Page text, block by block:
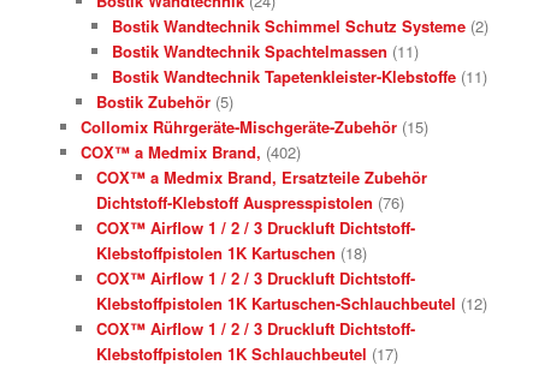
Bostik Wandtechnik Schimmel Schutz Systeme (2)
Bostik Wandtechnik Spachtelmassen (11)
Bostik Wandtechnik Tapetenkleister-Klebstoffe (11)
Bostik Zubehör (5)
Collomix Rührgeräte-Mischgeräte-Zubehör (15)
COX™ a Medmix Brand, (402)
COX™ a Medmix Brand, Ersatzteile Zubehör
Dichtstoff-Klebstoff Auspresspistolen (76)
COX™ Airflow 1 / 2 / 3 Druckluft Dichtstoff-
Klebstoffpistolen 1K Kartuschen (18)
COX™ Airflow 1 / 2 / 3 Druckluft Dichtstoff-
Klebstoffpistolen 1K Kartuschen-Schlauchbeutel (12)
COX™ Airflow 1 / 2 / 3 Druckluft Dichtstoff-
Klebstoffpistolen 1K Schlauchbeutel (17)